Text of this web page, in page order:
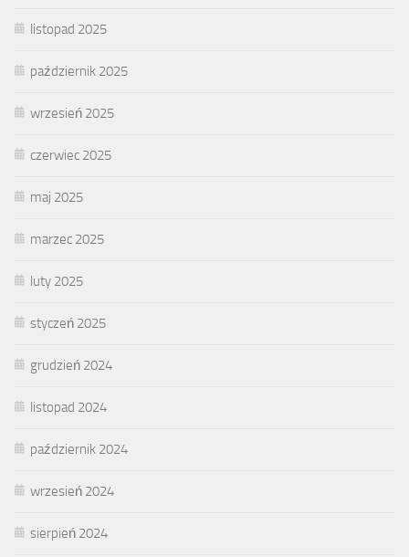
listopad 2025
październik 2025
wrzesień 2025
czerwiec 2025
maj 2025
marzec 2025
luty 2025
styczeń 2025
grudzień 2024
listopad 2024
październik 2024
wrzesień 2024
sierpień 2024